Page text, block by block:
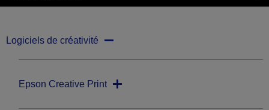
Logiciels de créativité
Epson Creative Print